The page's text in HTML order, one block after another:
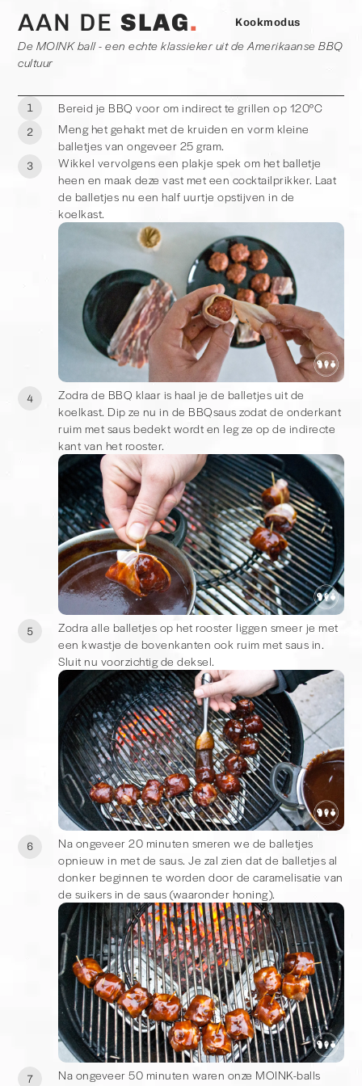
AAN DESLAG Kookmodus
De MOINK ball - een echte klassieker uit de Amerikaanse BBQ
cultuur
1 Bereid je BBQ voor om indirect te grillen op 120°C
2
Meng het gehakt met de kruiden en vorm kleine
balletjes van ongeveer 25 gram.
3
Wikkel vervolgens een plakje spek om het balletje
heen en maak deze vast met een cocktailprikker. Laat
de balletjes nu een half uurtje opstijven in de
koelkast.
4
Zodra de BBQ klaar is haal je de balletjes uit de
koelkast. Dip ze nu in de BBQsaus zodat de onderkant
ruim met saus bedekt wordt en leg ze op de indirecte
kant van het rooster.
5
Zodra alle balletjes op het rooster liggen smeer je met
een kwastje de bovenkanten ook ruim met saus in.
Sluit nu voorzichtig de deksel.
6
Na ongeveer 20 minuten smeren we de balletjes
opnieuw in met de saus. Je zal zien dat de balletjes al
donker beginnen te worden door de caramelisatie van
de suikers in de saus (waaronder honing).
7
Na ongeveer 50 minuten waren onze MOINK-balls